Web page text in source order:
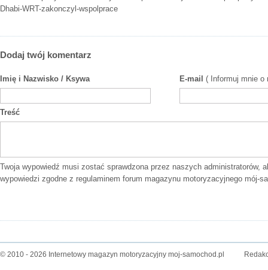
Dhabi-WRT-zakonczyl-wspolprace
Dodaj twój komentarz
Imię i Nazwisko / Ksywa E-mail ( Informuj mnie o
Treść
Twoja wypowiedź musi zostać sprawdzona przez naszych administratorów,
wypowiedzi zgodne z regulaminem forum magazynu motoryzacyjnego mój-
© 2010 - 2026 Internetowy magazyn motoryzacyjny moj-samochod.pl